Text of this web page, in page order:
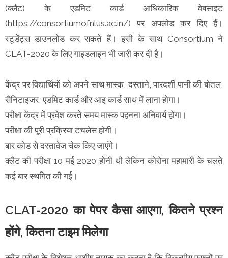
(क्लैट) के एडमिट कार्ड आधिकारिक वेबसाइट
(https://consortiumofnlus.ac.in/) पर अपलोड कर दिए हैं।
स्टूडेंट्स डाउनलोड कर सकते हैं। इसी के साथ Consortium ने
CLAT-2020 के लिए गाइडलाइन भी जारी कर दी है।
केंद्र पर विद्यार्थियों को अपने साथ मास्क, दस्ताने, पारदर्शी पानी की बोतल,
सैनिटाइजर, एडमिट कार्ड और आइ कार्ड साथ में लाना होगा।
परीक्षा केंद्र में प्रवेश करते समय मास्क पहनना अनिवार्य होगा।
परीक्षा की पूरी प्रक्रिया टचलेस होगी।
बार कोड से दस्तावेज चेक किए जाएंगे।
क्लैट की परीक्षा 10 मई 2020 होनी थी लेकिन कोरोना महामारी के चलते
कई बार स्थगित की गई।
CLAT-2020 का पेपर कैसा आएगा, कितने प्रश्न
होंगे, कितना टाइम मिलेगा